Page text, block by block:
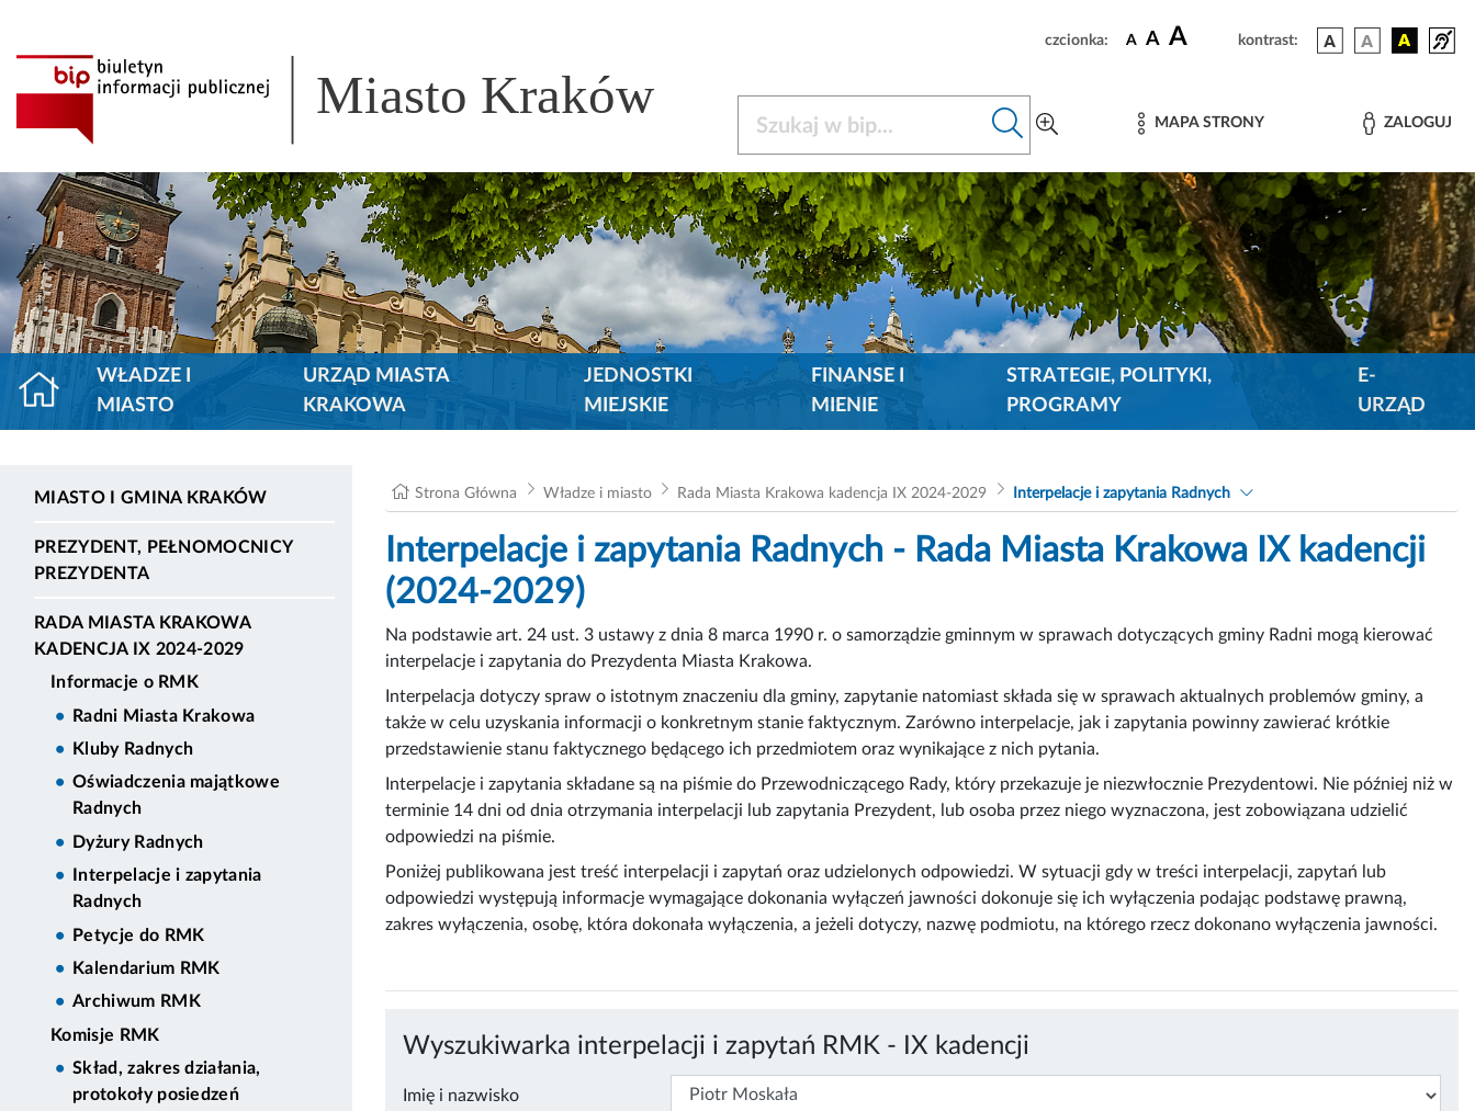
czcionka: A A A kontrast:
Miasto Kraków MAPA STRONY ZALOGUJ
WŁADZE I
MIASTO
URZĄD MIASTA
KRAKOWA
JEDNOSTKI
MIEJSKIE
FINANSE I
MIENIE
STRATEGIE, POLITYKI,
PROGRAMY
E-
URZĄD
MIASTO I GMINA KRAKÓW
PREZYDENT, PEŁNOMOCNICY
PREZYDENTA
RADA MIASTA KRAKOWA
KADENCJA IX 2024-2029
Informacje o RMK
Radni Miasta Krakowa
Kluby Radnych
Oświadczenia majątkowe
Radnych
Dyżury Radnych
Interpelacje i zapytania
Radnych
Petycje do RMK
Kalendarium RMK
Archiwum RMK
Komisje RMK
Skład, zakres działania,
protokoły posiedzeń
Strona Główna Władze i miasto Rada Miasta Krakowa kadencja IX 2024-2029 Interpelacje i zapytania Radnych
Interpelacje i zapytania Radnych - Rada Miasta Krakowa IX kadencji
(2024-2029)
Na podstawie art. 24 ust. 3 ustawy z dnia 8 marca 1990 r. o samorządzie gminnym w sprawach dotyczących gminy Radni mogą kierować
interpelacje i zapytania do Prezydenta Miasta Krakowa.
Interpelacja dotyczy spraw o istotnym znaczeniu dla gminy, zapytanie natomiast składa się w sprawach aktualnych problemów gminy, a
także w celu uzyskania informacji o konkretnym stanie faktycznym. Zarówno interpelacje, jak i zapytania powinny zawierać krótkie
przedstawienie stanu faktycznego będącego ich przedmiotem oraz wynikające z nich pytania.
Interpelacje i zapytania składane są na piśmie do Przewodniczącego Rady, który przekazuje je niezwłocznie Prezydentowi. Nie później niż w
terminie 14 dni od dnia otrzymania interpelacji lub zapytania Prezydent, lub osoba przez niego wyznaczona, jest zobowiązana udzielić
odpowiedzi na piśmie.
Poniżej publikowana jest treść interpelacji i zapytań oraz udzielonych odpowiedzi. W sytuacji gdy w treści interpelacji, zapytań lub
odpowiedzi występują informacje wymagające dokonania wyłączeń jawności dokonuje się ich wyłączenia podając podstawę prawną,
zakres wyłączenia, osobę, która dokonała wyłączenia, a jeżeli dotyczy, nazwę podmiotu, na którego rzecz dokonano wyłączenia jawności.
Wyszukiwarka interpelacji i zapytań RMK - IX kadencji
Imię i nazwisko